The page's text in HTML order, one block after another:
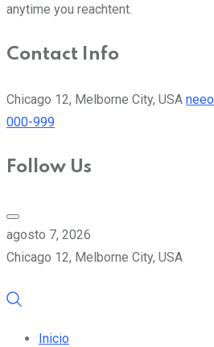
anytime you reachtent.
Contact Info
Chicago 12, Melborne City, USA
000-999
Follow Us
agosto 7, 2026
Chicago 12, Melborne City, USA
Inicio